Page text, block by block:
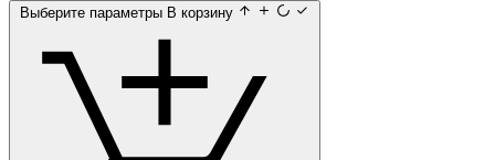
Выберите параметры В корзину